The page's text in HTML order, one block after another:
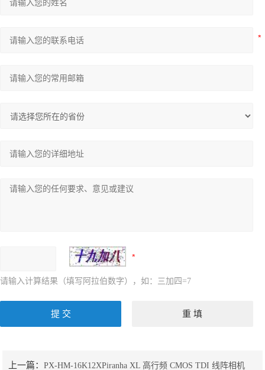
请输入计算结果（填写阿拉伯数字），如：三加四=7
上一篇：PX-HM-16K12XPiranha XL 高行频 CMOS TDI 线阵相机